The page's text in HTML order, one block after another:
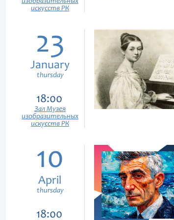
искусств РК
23
January
thursday
18:00
Зал Музея
изобразительных
искусств РК
10
April
thursday
18:00